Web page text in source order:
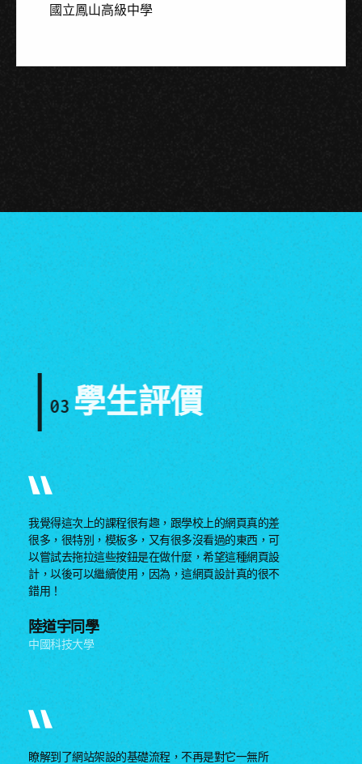
國立鳳山高級中學
03 學生評價
陸道宇同學
中國科技大學
我覺得這次上的課程很有趣，跟學校上的網頁真的差
很多，很特別，模板多，又有很多沒看過的東西，可
以嘗試去拖拉這些按鈕是在做什麼，希望這種網頁設
計，以後可以繼續使用，因為，這網頁設計真的很不
錯用！
瞭解到了網站架設的基礎流程，不再是對它一無所